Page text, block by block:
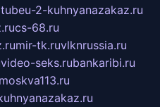
2-kuhnyanazakaz.ru
cs-68.ru
mir-tk.ruvlknrussia.ru
video-seks.rubankaribi.ru